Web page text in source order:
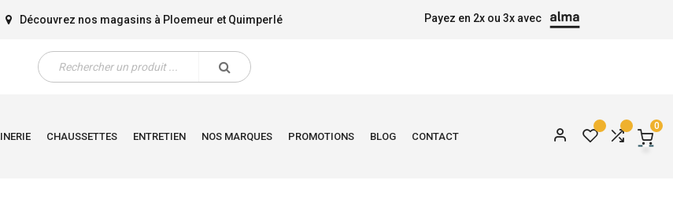
Découvrez nos magasins à Ploemeur et Quimperlé Payez en 2x ou 3x avec
CHAUSSETTES ENTRETIEN NOS MARQUES PROMOTIONS BLOG CONTACT
0